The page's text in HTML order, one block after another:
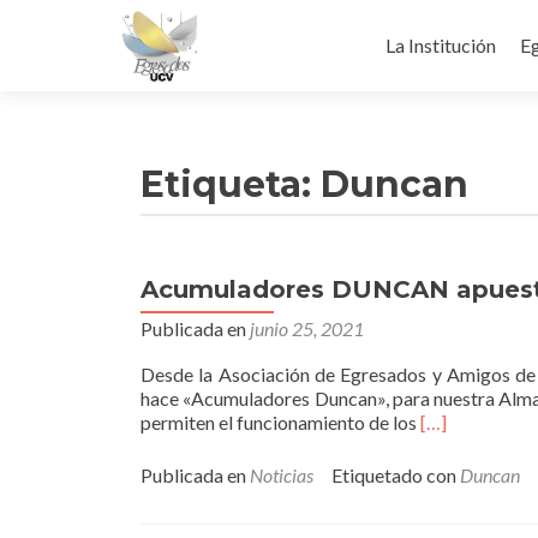
al
La Institución
Etiqueta: Duncan
Acumuladores DUNCAN
Publicada en junio 25, 2021
Desde la Asociación de Egresados y Amigos
hace «Acumuladores Duncan», para nuestra
permiten el funcionamiento de los Leer
DUNCAN
[…]
Publicada en Noticias Etiquetado con Duncan